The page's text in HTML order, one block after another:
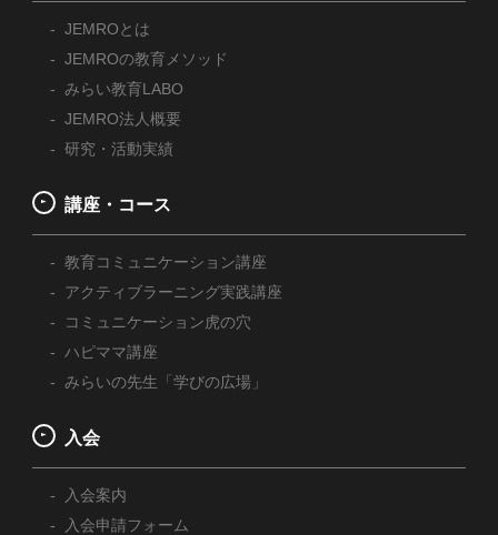
JEMROとは
JEMROの教育メソッド
みらい教育LABO
JEMRO法人概要
研究・活動実績
講座・コース
教育コミュニケーション講座
アクティブラーニング実践講座
コミュニケーション虎の穴
ハピママ講座
みらいの先生「学びの広場」
入会
入会案内
入会申請フォーム